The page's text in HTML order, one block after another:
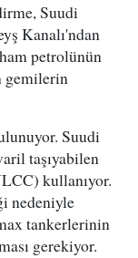
Suudi
Kanalı'ndan
petrolünün
gemilerin
Suudi
taşıyabilen
kullanıyor.
nedeniyle
tankerlerinin
gerekiyor.